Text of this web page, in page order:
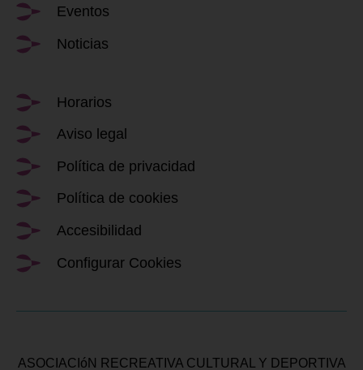
Eventos
Noticias
Horarios
Aviso legal
Política de privacidad
Política de cookies
Accesibilidad
Configurar Cookies
ASOCIACIóN RECREATIVA CULTURAL Y DEPORTIVA